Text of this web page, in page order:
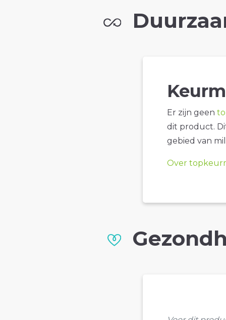
Er zijn geen
dit product.
gebied van
Over